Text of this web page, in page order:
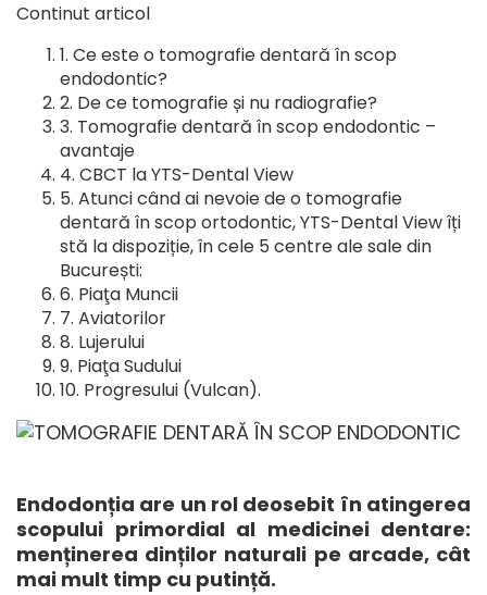
Continut articol
Ce este o tomografie dentară în scop
endodontic?
De ce tomografie și nu radiografie?
Tomografie dentară în scop endodontic –
avantaje
CBCT la YTS-Dental View
Atunci când ai nevoie de o tomografie
dentară în scop ortodontic, YTS-Dental View îți
stă la dispoziție, în cele 5 centre ale sale din
București:
Piaţa Muncii
Aviatorilor
Lujerului
Piaţa Sudului
Progresului (Vulcan).
Endodonția are un rol deosebit în atingerea
scopului primordial al medicinei dentare:
menținerea dinților naturali pe arcade, cât
mai mult timp cu putință.